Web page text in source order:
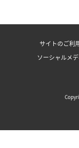
サイトのご
ソーシャルメ